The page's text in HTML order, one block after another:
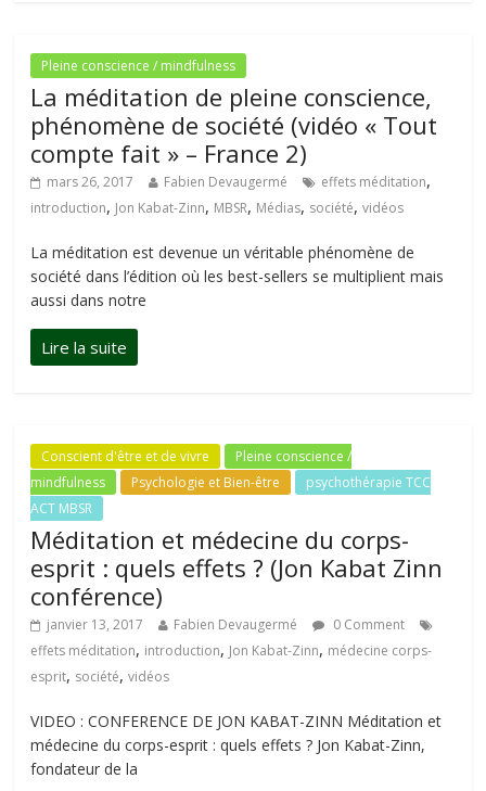
Pleine conscience / mindfulness
La méditation de pleine conscience,
phénomène de société (vidéo « Tout
compte fait » – France 2)
mars 26, 2017 Fabien Devaugermé effets méditation,
introduction, Jon Kabat-Zinn, MBSR, Médias, société,vidéos
La méditation est devenue un véritable phénomène de
société dans l’édition où les best-sellers se multiplient mais
aussi dans notre
Conscient d'être et de vivre
Pleine conscience /
mindfulness
Psychologie et Bien-être
psychothérapie TCC
ACT MBSR
Méditation et médecine du corps-
esprit : quels effets ? (Jon Kabat Zinn
conférence)
janvier 13, 2017 Fabien Devaugermé
0 Comment
effets méditation, introduction, Jon Kabat-Zinn, médecine corps-
esprit, société,vidéos
VIDEO : CONFERENCE DE JON KABAT-ZINN Méditation et
médecine du corps-esprit : quels effets ? Jon Kabat-Zinn,
fondateur de la